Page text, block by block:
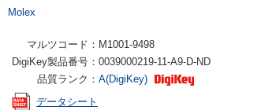
Molex
マルツコード： M1001-9498
DigiKey製品番号： 0039000219-11-A9-D-ND
品質ランク： A(DigiKey)
データシート